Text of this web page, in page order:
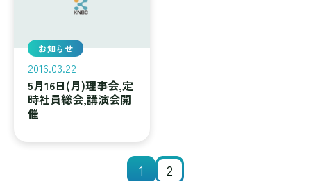
お知らせ
2016.03.22
5月16日(月)理事会,定
時社員総会,講演会開
催
1 2